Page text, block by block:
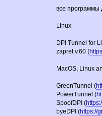
все программы
Linux
DPI Tunnel for
zapret v.60 (
MacOS, Linux
GreenTunnel (
PowerTunnel (
SpoofDPI (
byeDPI (https://